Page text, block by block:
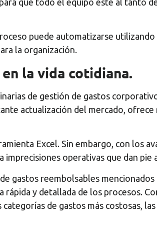
que todo el equipo esté al tanto
puede automatizarse
la organización.
la vida cotidiana.
de gestión de gastos
actualización del mercado,
Excel. Sin embargo, con los
imprecisiones operativas que dan pie
gastos reembolsables
y detallada de los procesos.
de gastos más costosas,